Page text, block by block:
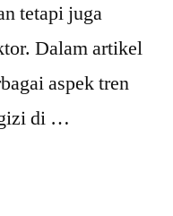
tetapi juga
Dalam artikel
aspek tren
di …